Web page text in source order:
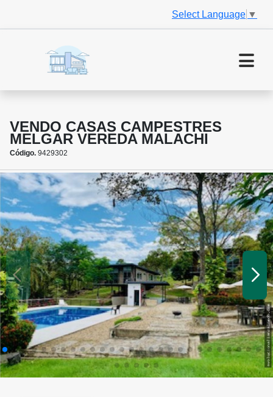
Select Language ▼
VENDO CASAS CAMPESTRES
MELGAR VEREDA MALACHI
Código. 9429302